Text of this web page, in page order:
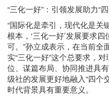
“三化一好”：引领发展助力“
“国际化是牵引，现代化是关
根本，‘三化一好’发展要求
可。”孙立成表示，在当前全
实“三化一好”这个总要求，
位、谋篇布局、协同推进具
级社的发展更好地融入“四个
时代背景具有重要意义。